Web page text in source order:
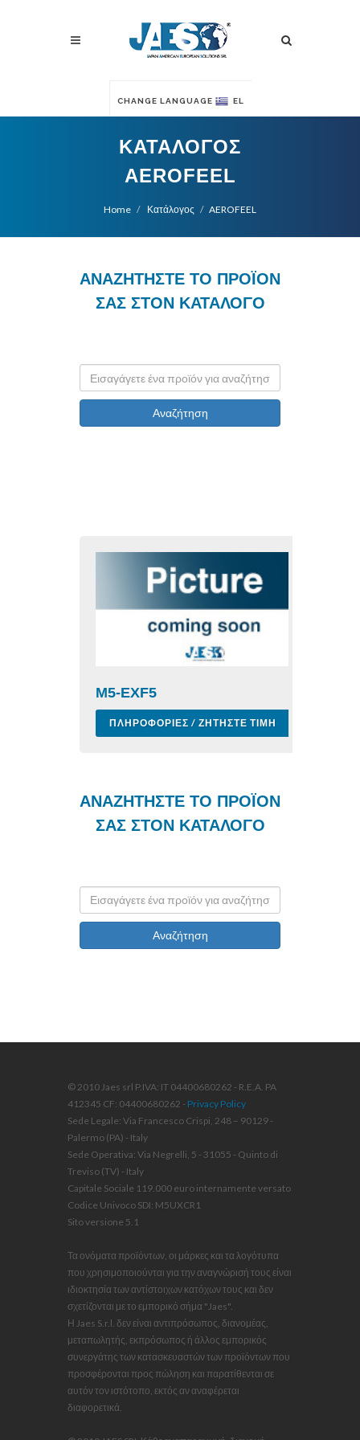
CHANGE LANGUAGE EL
ΚΑΤΆΛΟΓΟΣ
AEROFEEL
Home Κατάλογος AEROFEEL
ΑΝΑΖΗΤΗΣΤΕ ΤΟ ΠΡΟΪΟΝ
ΣΑΣ ΣΤΟΝ ΚΑΤΑΛΟΓΟ
Αναζήτηση
M5-EXF5
ΠΛΗΡΟΦΟΡΊΕΣ / ΖΗΤΉΣΤΕ ΤΙΜΉ
ΑΝΑΖΗΤΗΣΤΕ ΤΟ ΠΡΟΪΟΝ
ΣΑΣ ΣΤΟΝ ΚΑΤΑΛΟΓΟ
Αναζήτηση
© 2010 Jaes srl P.IVA: IT 04400680262 - R.E.A. PA
412345 CF: 04400680262 - Privacy Policy
Sede Legale: Via Francesco Crispi, 248 – 90129 -
Palermo (PA) - Italy
Sede Operativa: Via Negrelli, 5 - 31055 - Quinto di
Treviso (TV) - Italy
Capitale Sociale 119.000 euro internamente versato
Codice Univoco SDI: M5UXCR1
Sito versione 5.1
Τα ονόματα προϊόντων, οι μάρκες και τα λογότυπα
που χρησιμοποιούνται για την αναγνώρισή τους είναι
ιδιοκτησία των αντίστοιχων κατόχων τους και δεν
σχετίζονται με το εμπορικό σήμα "Jaes".
Η Jaes S.r.l. δεν είναι αντιπρόσωπος, διανομέας,
μεταπωλητής, εκπρόσωπος ή άλλος εμπορικός
συνεργάτης των κατασκευαστών των προϊόντων που
προσφέρονται προς πώληση και παρατίθενται σε
αυτόν τον ιστότοπο, εκτός αν αναφέρεται
διαφορετικά.